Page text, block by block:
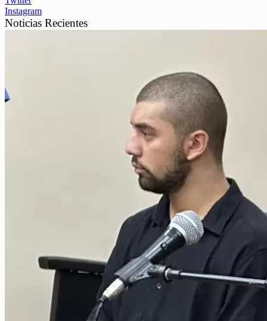
Instagram
Noticias Recientes